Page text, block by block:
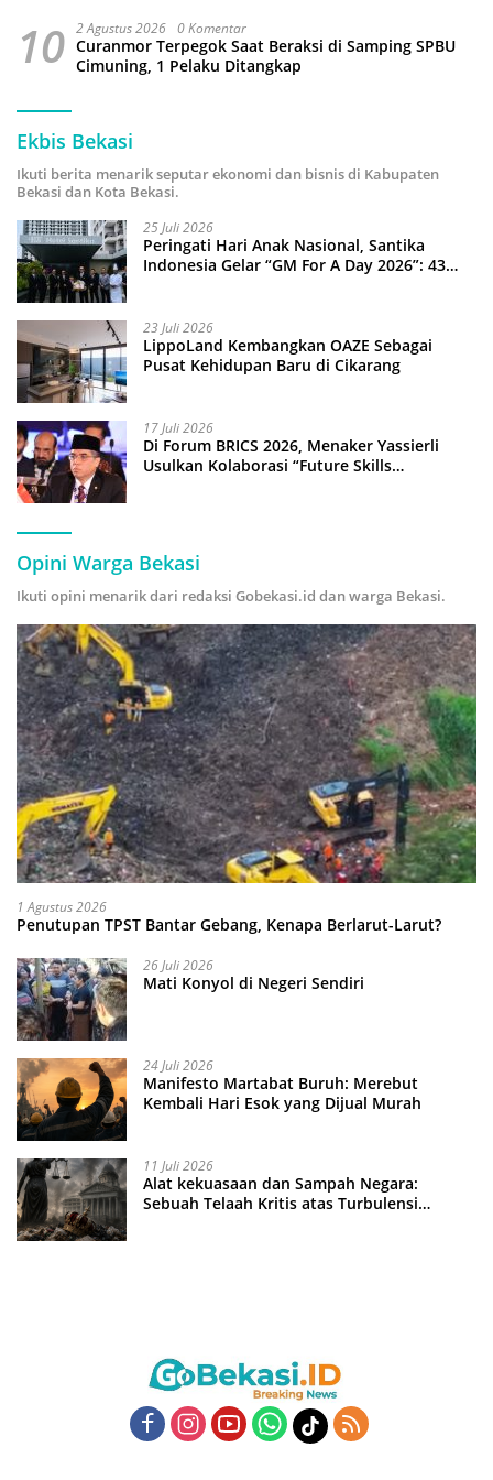
10 2 Agustus 2026 0 Komentar
Curanmor Terpegok Saat Beraksi di Samping SPBU
Cimuning, 1 Pelaku Ditangkap
Ekbis Bekasi
Ikuti berita menarik seputar ekonomi dan bisnis di Kabupaten
Bekasi dan Kota Bekasi.
25 Juli 2026
Peringati Hari Anak Nasional, Santika
Indonesia Gelar “GM For A Day 2026”: 43
23 Juli 2026
LippoLand Kembangkan OAZE Sebagai
Pusat Kehidupan Baru di Cikarang
17 Juli 2026
Di Forum BRICS 2026, Menaker Yassierli
Usulkan Kolaborasi “Future Skills
Opini Warga Bekasi
Ikuti opini menarik dari redaksi Gobekasi.id dan warga Bekasi.
1 Agustus 2026
Penutupan TPST Bantar Gebang, Kenapa Berlarut-Larut?
26 Juli 2026
Mati Konyol di Negeri Sendiri
24 Juli 2026
Manifesto Martabat Buruh: Merebut
Kembali Hari Esok yang Dijual Murah
11 Juli 2026
Alat kekuasaan dan Sampah Negara:
Sebuah Telaah Kritis atas Turbulensi